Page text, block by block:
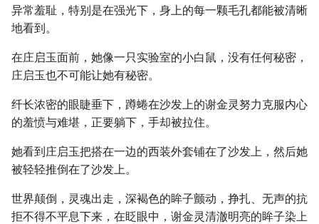
异常羞耻，特别是在强光下，身上的每一颗毛孔都能被清晰
地看到。
在庄启玉面前，她像一只实验室的小白鼠，没有任何秘密，
庄启玉也不可能让她有秘密。
纤长浓密的眼睫垂下，蹲蜷在沙发上的谢金灵努力克服内心
的羞愤与难堪，正要躺下，手却被拉住。
她看到庄启玉把搭在一边的西装外套铺在了沙发上，然后她
被轻轻推倒在了沙发上。
世界颠倒，灵魂出走，深褐色的眸子颤动，挣扎、无声的抗
拒不得不平息下来，在眨眼中，谢金灵清澈明亮的眸子染上